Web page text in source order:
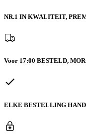
NR.1 IN KWALITEIT,
Voor 17:00 BESTELD,
ELKE BESTELLING